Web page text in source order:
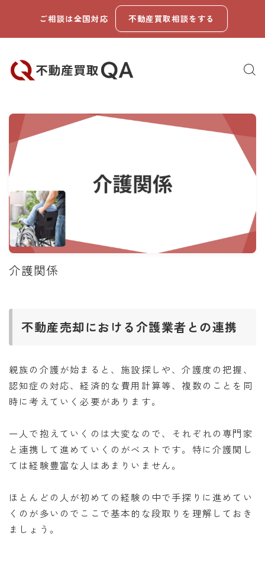
ご相談は全国対応 不動産買取相談をする
介護関係
不動産売却における介護業者との連携
親族の介護が始まると、施設探しや、介護度の把握、
認知症の対応、経済的な費用計算等、複数のことを同
時に考えていく必要があります。
一人で抱えていくのは大変なので、それぞれの専門家
と連携して進めていくのがベストです。特に介護関し
ては経験豊富な人はあまりいません。
ほとんどの人が初めての経験の中で手探りに進めてい
くのが多いのでここで基本的な段取りを理解しておき
ましょう。